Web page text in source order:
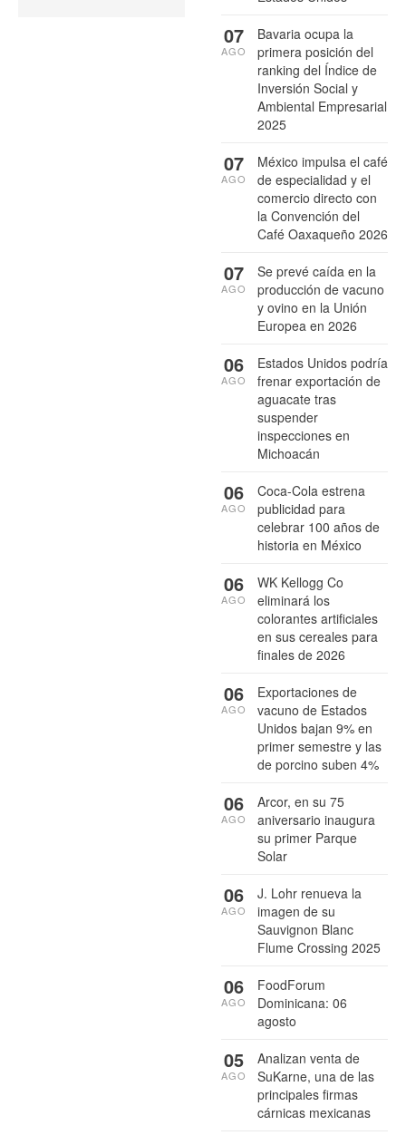
Bavaria ocupa la
primera posición del
ranking del Índice de
Inversión Social y
Ambiental Empresarial
2025
07
AGO
México impulsa el café
de especialidad y el
comercio directo con
la Convención del
Café Oaxaqueño 2026
07
AGO
Se prevé caída en la
producción de vacuno
y ovino en la Unión
Europea en 2026
07
AGO
Estados Unidos podría
frenar exportación de
aguacate tras
suspender
inspecciones en
Michoacán
06
AGO
Coca-Cola estrena
publicidad para
celebrar 100 años de
historia en México
06
AGO
WK Kellogg Co
eliminará los
colorantes artificiales
en sus cereales para
finales de 2026
06
AGO
Exportaciones de
vacuno de Estados
Unidos bajan 9% en
primer semestre y las
de porcino suben 4%
06
AGO
Arcor, en su 75
aniversario inaugura
su primer Parque
Solar
06
AGO
J. Lohr renueva la
imagen de su
Sauvignon Blanc
Flume Crossing 2025
06
AGO
FoodForum
Dominicana: 06
agosto
06
AGO
Analizan venta de
SuKarne, una de las
principales firmas
cárnicas mexicanas
05
AGO